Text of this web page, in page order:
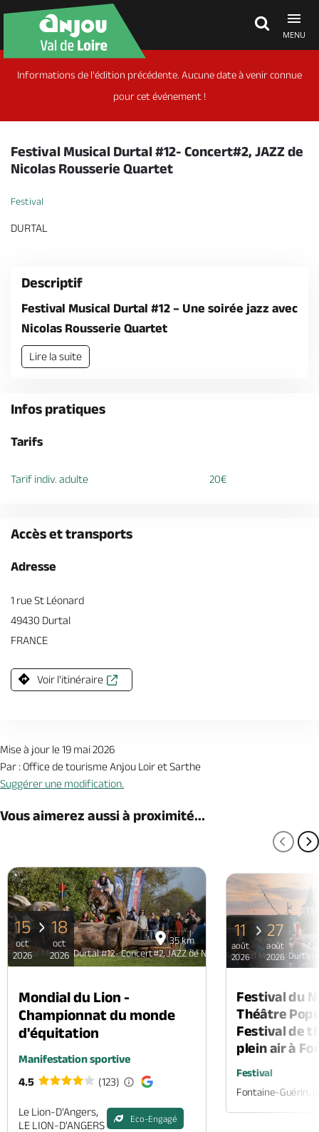
MENU
Découvrir
Dormir, manger
Séjours, cadeaux
Billetterie en ligne
Informations de l'édition précédente. Aucune date à venir connue
pour cet événement !
Festival Musical Durtal #12- Concert#2, JAZZ de
Nicolas Rousserie Quartet
Festival
DURTAL
Descriptif
Festival Musical Durtal #12 – Une soirée jazz avec
Nicolas Rousserie Quartet
Lire la suite
Infos pratiques
Tarifs
Tarif indiv. adulte 20€
Accès et transports
Adresse
1 rue St Léonard
49430 Durtal
FRANCE
Voir l'itinéraire
Mise à jour le 19 mai 2026
Par : Office de tourisme Anjou Loir et Sarthe
Suggérer une modification.
Vous aimerez aussi à proximité...
35 km
Festival Musical Durtal #12- Concert#2, JAZZ de Nicolas Rousserie Quartet
15
oct
2026
18
oct
2026
Mondial du Lion -
Championnat du monde
d'équitation
Manifestation sportive
4.5
(123)
Le Lion-D'Angers,
LE LION-D'ANGERS
Eco-Engagé
Festival Musical Durtal
11
août
2026
27
août
2026
Festival du
Théâtre
Festival de
plein air à
Festival
Fontaine-Guérin,